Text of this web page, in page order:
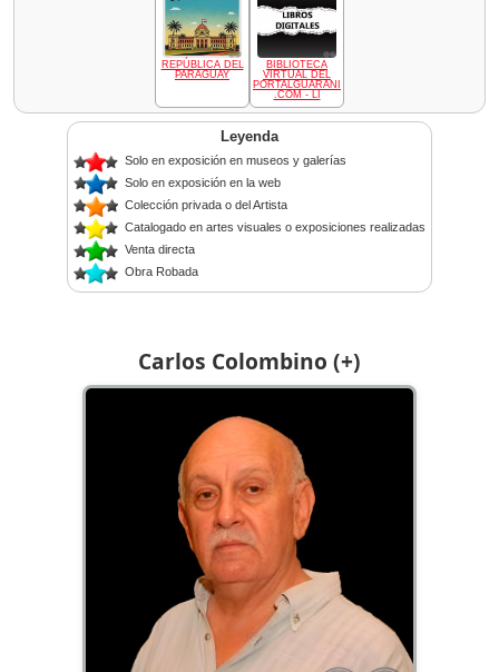
Carlos Colombino (+)
REPÚBLICA DEL
PARAGUAY
BIBLIOTECA
VIRTUAL DEL
PORTALGUARANI
.COM - LI
Leyenda
Solo en exposición en museos y galerías
Solo en exposición en la web
Colección privada o del Artista
Catalogado en artes visuales o exposiciones realizadas
Venta directa
Obra Robada